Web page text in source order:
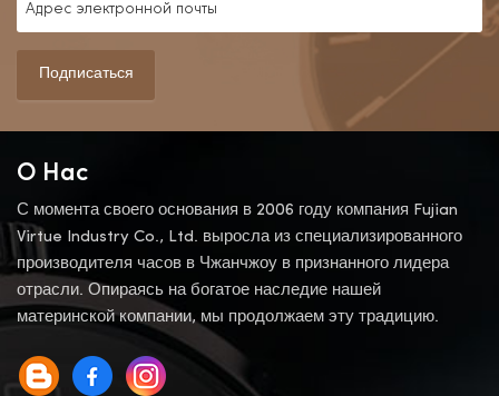
Подписаться
О Нас
С момента своего основания в 2006 году компания Fujian
Virtue Industry Co., Ltd. выросла из специализированного
производителя часов в Чжанчжоу в признанного лидера
отрасли. Опираясь на богатое наследие нашей
материнской компании, мы продолжаем эту традицию.